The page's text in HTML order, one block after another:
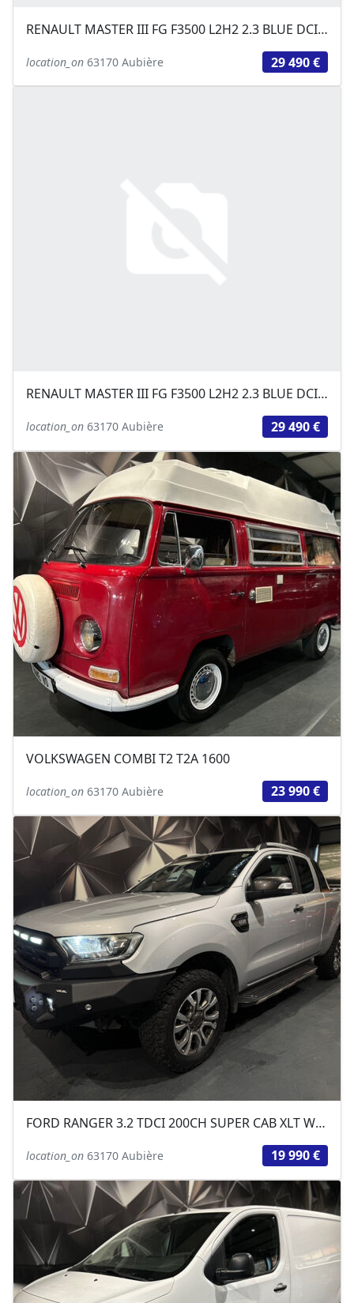
RENAULT MASTER III FG F3500 L2H2 2.3 BLUE DCI 135CH CONFORT EURO6
location_on 63170 Aubière 29 490 €
RENAULT MASTER III FG F3500 L2H2 2.3 BLUE DCI 135CH CONFORT EURO6
location_on 63170 Aubière 29 490 €
VOLKSWAGEN COMBI T2 T2A 1600
location_on 63170 Aubière 23 990 €
FORD RANGER 3.2 TDCI 200CH SUPER CAB XLT WILDTRAK
location_on 63170 Aubière 19 990 €